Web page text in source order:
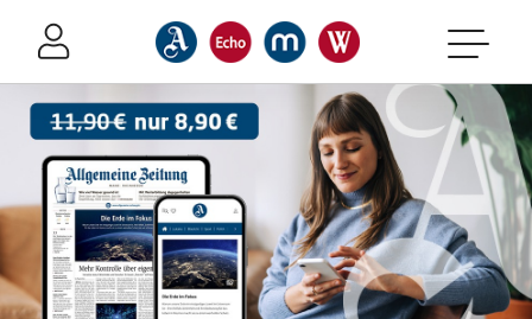
Sprung-
Navigation
Header
Inhalt
Footer